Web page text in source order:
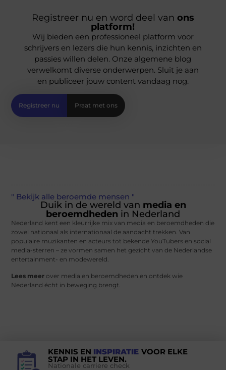
Registreer nu en word deel van ons
platform!
Wij bieden een professioneel platform voor
schrijvers en lezers die hun kennis, inzichten en
passies willen delen. Onze algemene blog
verwelkomt diverse onderwerpen. Sluit je aan
en publiceer jouw content vandaag nog.
Registreer nu Praat met ons
" Bekijk alle beroemde mensen "
Duik in de wereld van media en
beroemdheden in Nederland
Nederland kent een kleurrijke mix van media en beroemdheden die
zowel nationaal als internationaal de aandacht trekken. Van
populaire muzikanten en acteurs tot bekende YouTubers en social
media-sterren – ze vormen samen het gezicht van de Nederlandse
entertainment- en modewereld.
Lees meer over media en beroemdheden en ontdek wie
Nederland écht in beweging brengt.
KENNIS EN INSPIRATIE VOOR ELKE
STAP IN HET LEVEN.
Nationale carriere check